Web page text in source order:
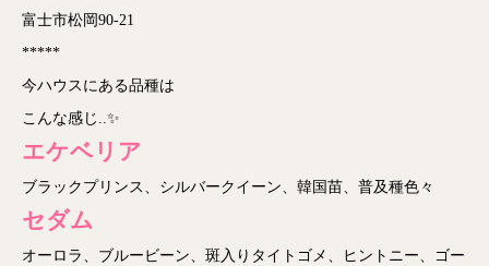
富士市松岡90-21
*****
今ハウスにある品種は
こんな感じ..✨
エケベリア
ブラックプリンス、シルバークイーン、韓国苗、普及種色々
セダム
オーロラ、ブルービーン、斑入りタイトゴメ、ヒントニー、ゴー